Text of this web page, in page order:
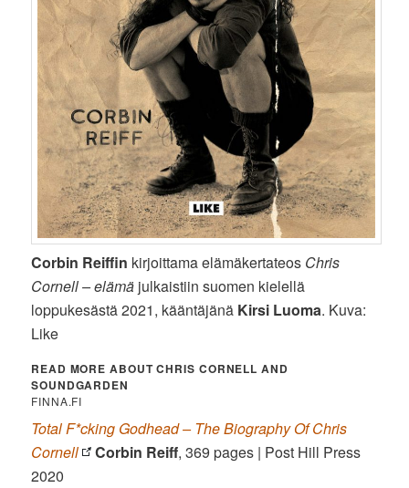
Corbin Reiffin kirjoittama elämäkertateos Chris
Cornell – elämä julkaistiin suomen kielellä
loppukesästä 2021, kääntäjänä Kirsi Luoma. Kuva:
Like
READ MORE ABOUT CHRIS CORNELL AND
SOUNDGARDEN
FINNA.FI
Total F*cking Godhead – The Biography Of Chris
Cornell
Corbin Reiff, 369 pages | Post Hill Press
2020